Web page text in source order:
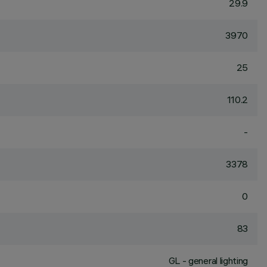
29.9
3970
25
110.2
-
3378
0
83
GL - general lighting